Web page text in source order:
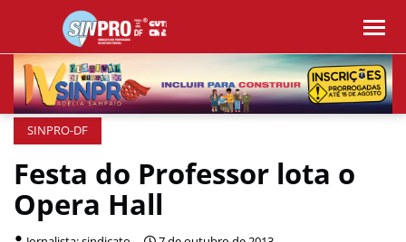
SINPRO-DF
Festa do Professor lota o
Opera Hall